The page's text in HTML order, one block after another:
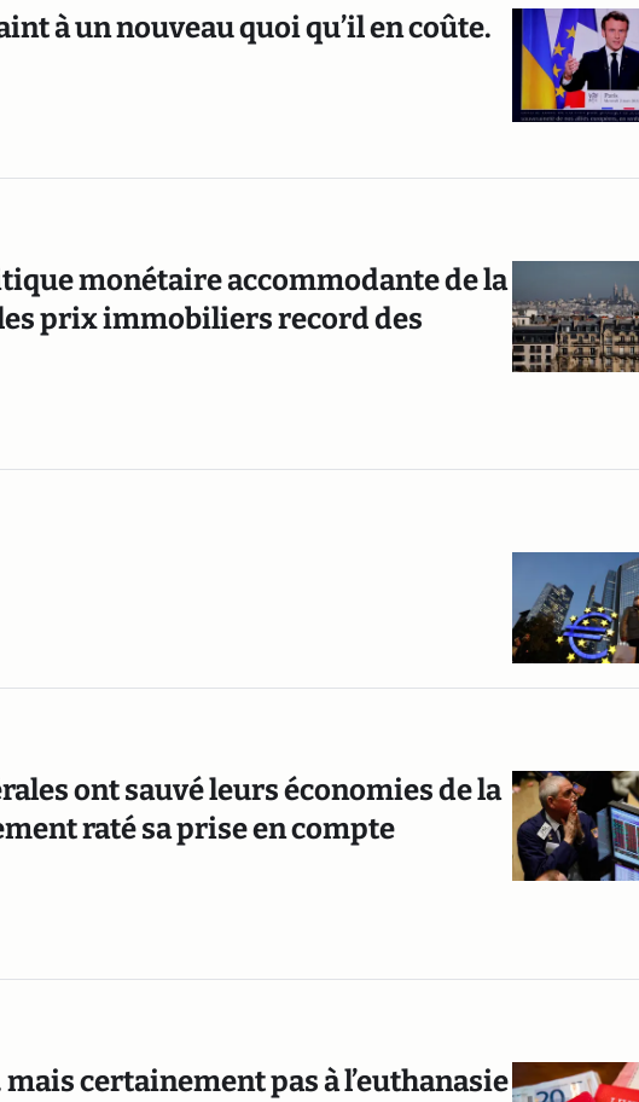
à un nouveau quoi qu’il en coûte.
monétaire accommodante de la
les prix immobiliers record des
ont sauvé leurs économies de la
raté sa prise en compte
mais certainement pas à l’euthanasie